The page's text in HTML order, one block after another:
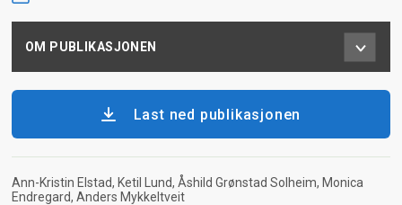
OM PUBLIKASJONEN
Last ned publikasjonen
Ann-Kristin Elstad Ketil Lund Åshild Grønstad Solheim Monica
Endregard Anders Mykkeltveit